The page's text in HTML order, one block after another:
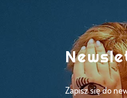
Zapisz się do